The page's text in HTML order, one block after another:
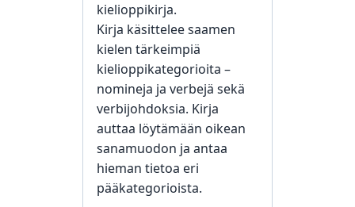
kielioppikirja.
Kirja käsittelee saamen
kielen tärkeimpiä
kielioppikategorioita –
nomineja ja verbejä sekä
verbijohdoksia. Kirja
auttaa löytämään oikean
sanamuodon ja antaa
hieman tietoa eri
pääkategorioista.